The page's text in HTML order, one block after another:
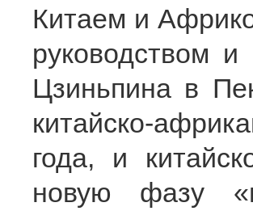
Китаем и
руководством
Цзиньпина в
китайско-
года, и
новую фазу